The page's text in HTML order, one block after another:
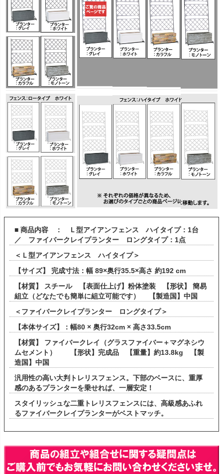
■ 商品内容 ： Ｌ型アイアンフェンス ハイタイプ：1台
／ ファイバークレイプランター ロングタイプ：1点
＜Ｌ型アイアンフェンス ハイタイプ＞
【サイズ】 完成寸法：幅 89×奥行35.5×高さ 約192 cm
【材質】 スチール 【表面仕上げ】粉体塗装 【形状】 簡易
組立（どなたでも簡単に組立可能です） 【製造国】中国
＜ファイバークレイプランター ロングタイプ＞
【本体サイズ】：幅80 × 奥行32cm × 高さ33.5cm
【材質】 ファイバークレイ（グラスファイバー＋マグネシウ
ムセメント） 【形状】完成品 【重量】約13.8kg 【製
造国】中国
汎用性の高い大判トレリスフェンス。下部のベースに、重厚
感のあるプランターを乗せれば、一層安定！
スタイリッシュな二重トレリスフェンスには、高級感あふれ
るファイバークレイプランターがベストマッチ。